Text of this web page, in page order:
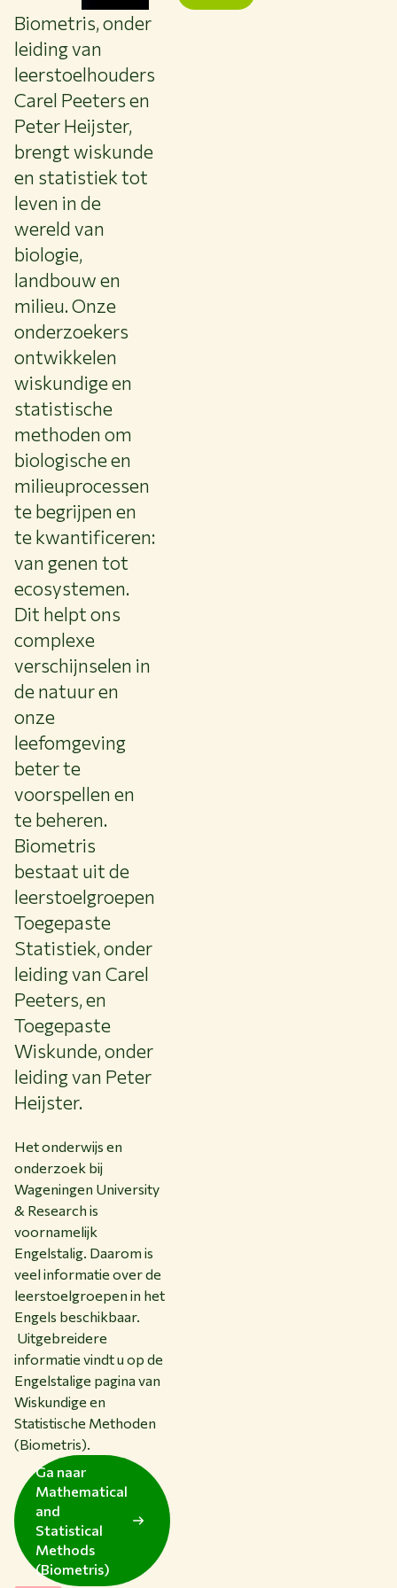
Biometris, onder
leiding van
leerstoelhouders
Carel Peeters en
Peter Heijster,
brengt wiskunde
en statistiek tot
leven in de
wereld van
biologie,
landbouw en
milieu. Onze
onderzoekers
ontwikkelen
wiskundige en
statistische
methoden om
biologische en
milieuprocessen
te begrijpen en
te kwantificeren:
van genen tot
ecosystemen.
Dit helpt ons
complexe
verschijnselen in
de natuur en
onze
leefomgeving
beter te
voorspellen en
te beheren.
Biometris
bestaat uit de
leerstoelgroepen
Toegepaste
Statistiek, onder
leiding van Carel
Peeters, en
Toegepaste
Wiskunde, onder
leiding van Peter
Heijster.
Het onderwijs en
onderzoek bij
Wageningen University
& Research is
voornamelijk
Engelstalig. Daarom is
veel informatie over de
leerstoelgroepen in het
Engels beschikbaar.
Uitgebreidere
informatie vindt u op de
Engelstalige pagina van
Wiskundige en
Statistische Methoden
(Biometris).
Ga naar
Mathematical
and
Statistical
Methods
(Biometris)